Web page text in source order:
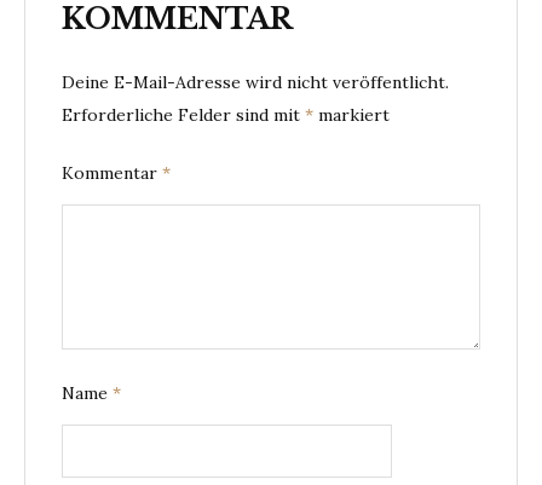
KOMMENTAR
Deine E-Mail-Adresse wird nicht veröffentlicht.
Erforderliche Felder sind mit * markiert
Kommentar *
Name *